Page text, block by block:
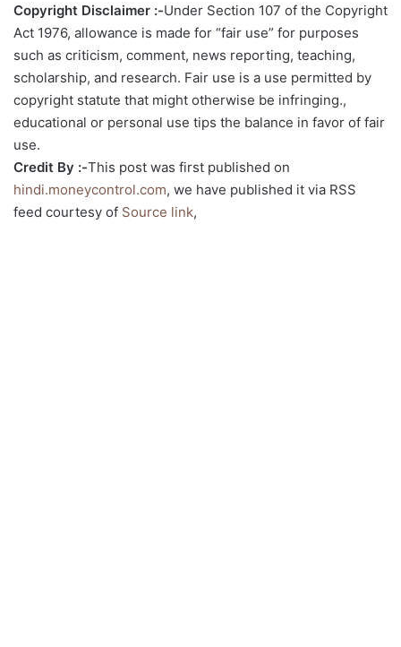
Copyright Disclaimer :-Under Section 107 of the Copyright
Act 1976, allowance is made for “fair use” for purposes
such as criticism, comment, news reporting, teaching,
scholarship, and research. Fair use is a use permitted by
copyright statute that might otherwise be infringing.,
educational or personal use tips the balance in favor of fair
use.
Credit By :-This post was first published on
hindi.moneycontrol.com, we have published it via RSS
feed courtesy of Source link,